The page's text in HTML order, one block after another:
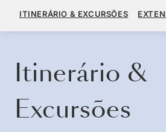
A PARTIR DE US$
ITINERÁRIO & EXCURSÕES
Itinerário &
Excursões